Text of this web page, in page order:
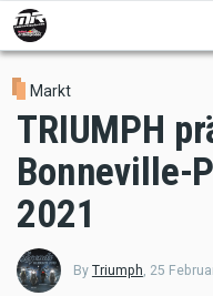
Skip
to
main
content
Markt
TRIUMPH
Bonneville-
2021
By Triumph 25